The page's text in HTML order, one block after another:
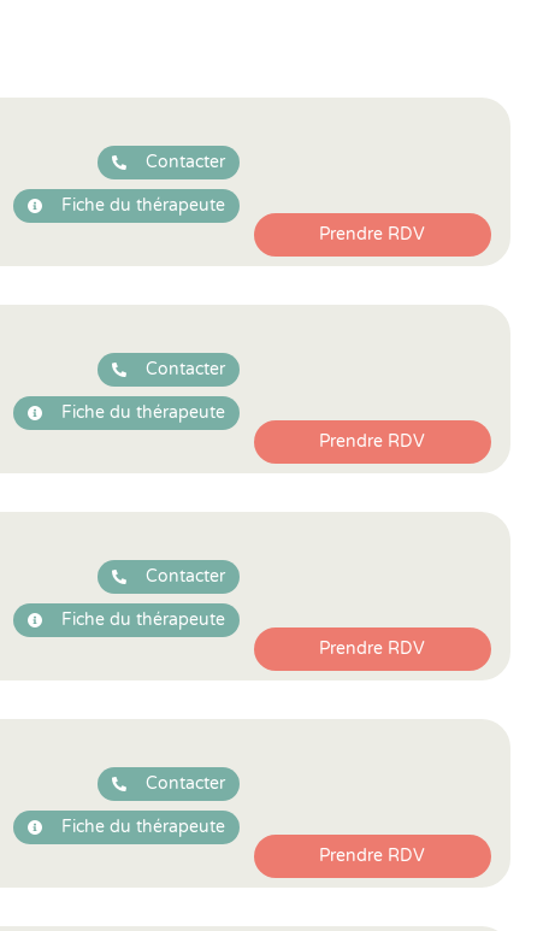
Contacter
Fiche du thérapeute
Prendre RDV
Contacter
Fiche du thérapeute
Prendre RDV
Contacter
Fiche du thérapeute
Prendre RDV
Contacter
Fiche du thérapeute
Prendre RDV